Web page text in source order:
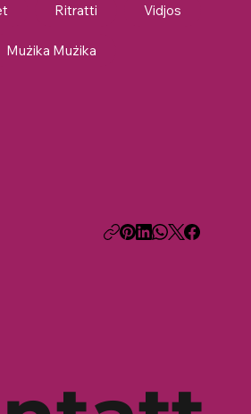
Ritratti Vidjos
Mużika Mużika